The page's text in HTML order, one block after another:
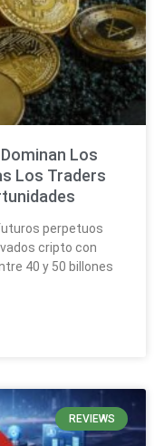
Los
Los Traders
perpetuos
cripto con
40 y 50 billones
REVIEWS